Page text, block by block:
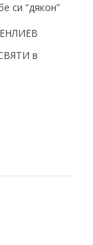
си “дякон”
в